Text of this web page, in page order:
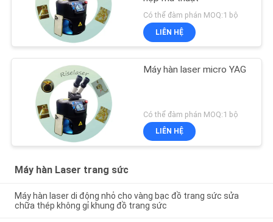
Có thể đàm phán MOQ:1 bộ
LIÊN HỆ
Máy hàn laser micro YAG
Có thể đàm phán MOQ:1 bộ
LIÊN HỆ
Máy hàn Laser trang sức
Máy hàn laser di động nhỏ cho vàng bạc đồ trang sức sửa
chữa thép không gỉ khung đồ trang sức